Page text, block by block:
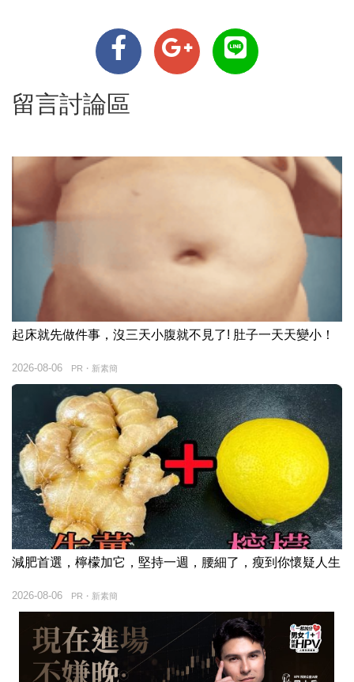
留言討論區
起床就先做件事，沒三天小腹就不見了! 肚子一天天變小！
PR・新素簡
2026-08-06
減肥首選，檸檬加它，堅持一週，腰細了，瘦到你懷疑人生
PR・新素簡
2026-08-06